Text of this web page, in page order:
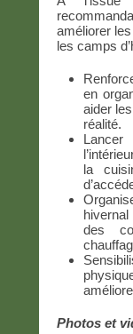
améliorer
les camps
en
aider
réalité.
la
des
Photos et